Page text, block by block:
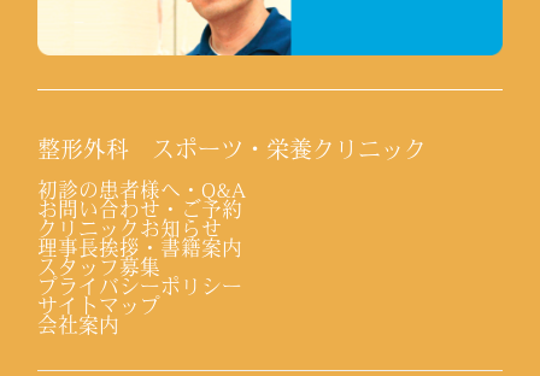
整形外科 スポーツ・栄養クリニック
初診の患者様へ・Q&A
お問い合わせ・ご予約
クリニックお知らせ
理事長挨拶・書籍案内
スタッフ募集
プライバシーポリシー
サイトマップ
会社案内